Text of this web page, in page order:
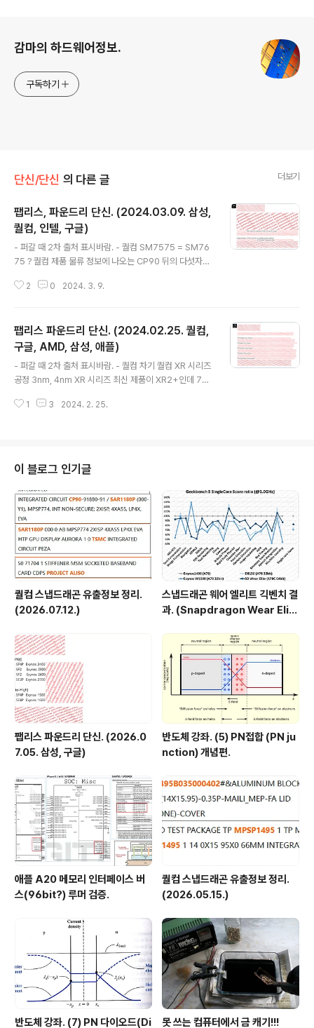
감마의 하드웨어정보.
구독하기
단신/단신 의 다른 글 더보기
팹리스, 파운드리 단신. (2024.03.09. 삼성,
퀄컴, 인텔, 구글)
- 퍼갈 때 2차 출처 표시바람. - 퀄컴 SM7575 = SM76
75 ? 퀄컴 제품 물류 정보에 나오는 CP90 뒤의 다섯자리
(실리콘 네임이라고 부르는 경우도 있는듯) 과거 제품은 불
로 확인되어 같은 다이로 추측됨. 최근 SM7675 탑재 제
품, 제품명(SD7+ gen3) 루머를 보면 SM7675 출시는
확실한 것으로 보여서 초기에 SM7575로 개발되다가 최
종적으로 SM7675로 변경된 것으로 추측. SD 8 gen2 =
SM8550 : 31145 SD 8 gen1 = SM8450 : 16742 Fil
lmore 삼성 5LPE..
2 0 2024. 3. 9.
팹리스 파운드리 단신. (2024.02.25. 퀄컴,
구글, AMD, 삼성, 애플)
- 퍼갈 때 2차 출처 표시바람. - 퀄컴 차기 퀄컴 XR 시리즈
공정 3nm, 4nm XR 시리즈 최신 제품이 XR2+인데 7n
스냅8 gen1~gen3에 해당하고 3nm는 그 이후 제품이
리미엄 MSM 제품 N3E, SF2P 공정 사용. 1st, 프리미엄
이라는 표기로 보면 스냅8 시리즈로 추측됨. 차기 제품(가
칭 SM8750)이 N3E로 알려져있고, 차차기 제품(가칭 S
M8850)이 N3P/SF2 로 예상했었음. (팹리스, 파운드리
단신. (2023.11.21. AMD, 인..
1 3 2024. 2. 25.
이 블로그 인기글
퀄컴 스냅드래곤 유출정보 정리.
(2026.07.12.)
스냅드래곤 웨어 엘리트 긱벤치 결
과. (Snapdragon Wear Elit
팹리스 파운드리 단신. (2026.0
7.05. 삼성, 구글)
반도체 강좌. (5) PN접합 (PN ju
nction) 개념편.
애플 A20 메모리 인터페이스 버
스(96bit?) 루머 검증.
퀄컴 스냅드래곤 유출정보 정리.
(2026.05.15.)
반도체 강좌. (7) PN 다이오드(Di 못 쓰는 컴퓨터에서 금 캐기!!!